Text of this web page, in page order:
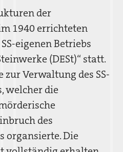
der
1940 errichteten
eigenen Betriebs
(DESt)“ statt.
zur Verwaltung des SS-
welcher die
des
organsierte. Die